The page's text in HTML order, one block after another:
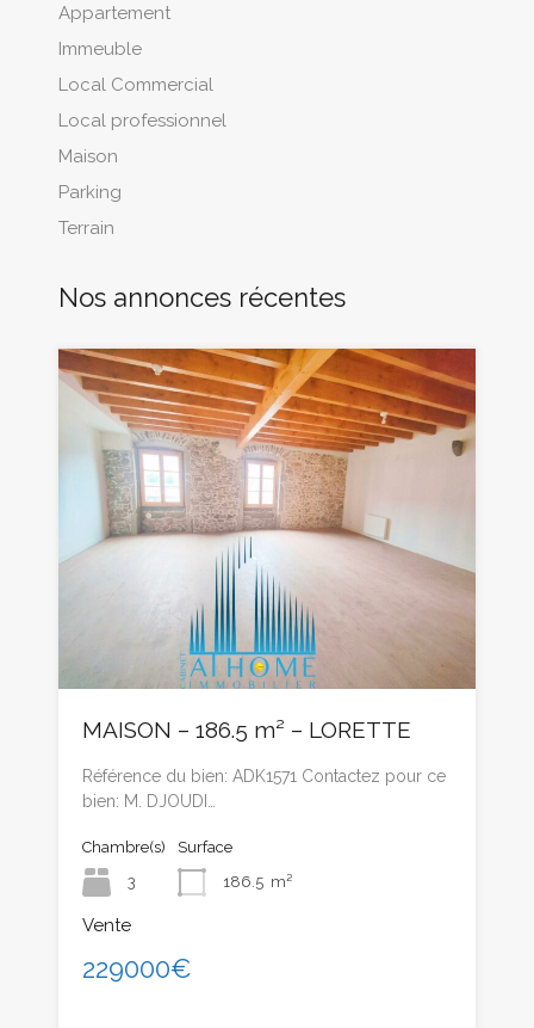
Appartement
Immeuble
Local Commercial
Local professionnel
Maison
Parking
Terrain
Nos annonces récentes
MAISON – 186.5 m² – LORETTE
Référence du bien: ADK1571 Contactez pour ce
bien: M. DJOUDI…
Chambre(s)
3
Surface
186.5 m²
Vente
229000€